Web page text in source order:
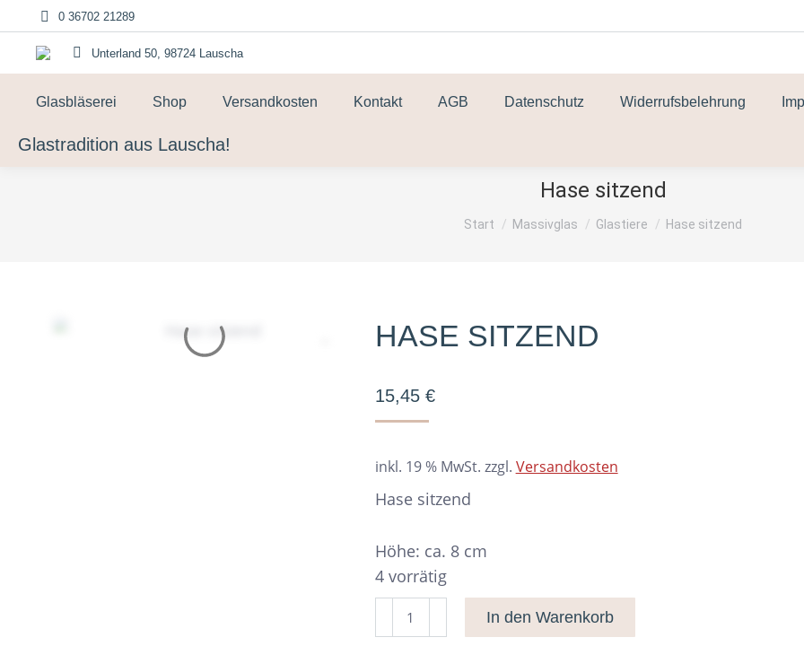
0 36702 21289
Unterland 50, 98724 Lauscha
Glasbläserei Shop Versandkosten Kontakt AGB Datenschutz Widerrufsbelehrung
Glastradition aus Lauscha!
Hase sitzend
Sie befinden sich hier:
Start Massivglas Glastiere Hase sitzend
HASE SITZEND
15,45 €
inkl. 19 % MwSt. zzgl. Versandkosten
Hase sitzend
Höhe: ca. 8 cm
4 vorrätig
Hase
sitzend
In den Warenkorb